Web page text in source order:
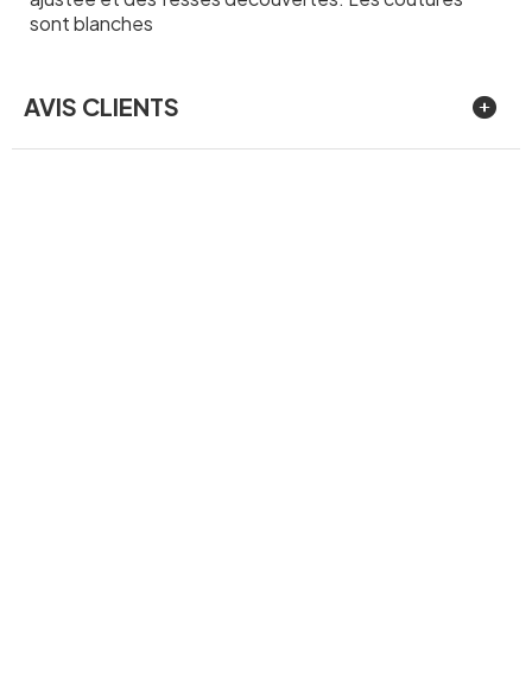
sont blanches
AVIS CLIENTS